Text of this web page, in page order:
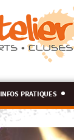
infos pratiques